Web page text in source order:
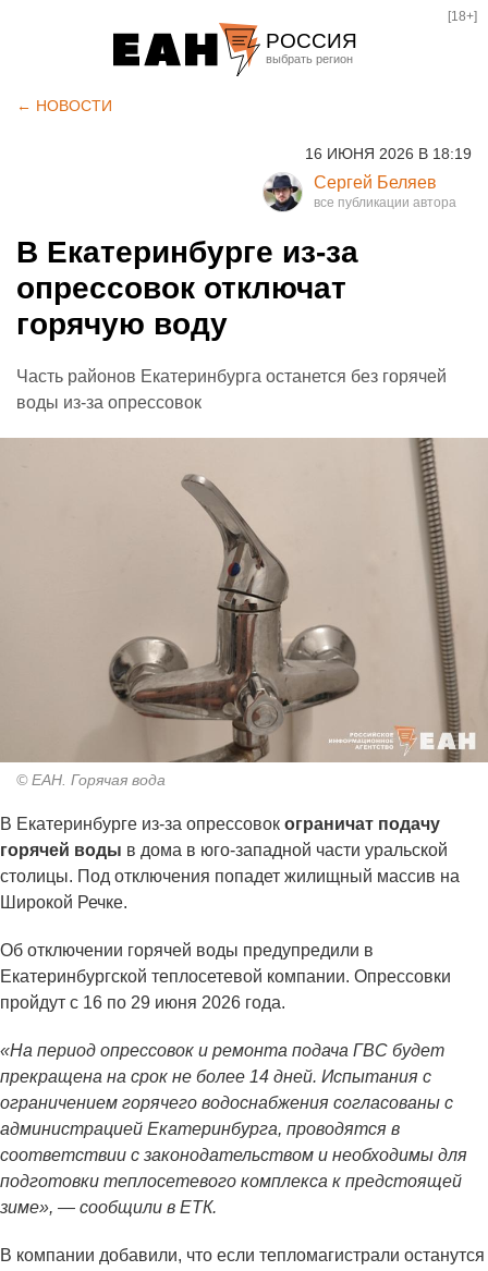
РОССИЯ
Курган
Оренбург
[18+]
← НОВОСТИ
16 ИЮНЯ 2026 В 18:19
Сергей Беляев
В Екатеринбурге из-за
опрессовок отключат
горячую воду
Часть районов Екатеринбурга останется без горячей
воды из-за опрессовок
© ЕАН. Горячая вода
В Екатеринбурге из-за опрессовок ограничат подачу
горячей воды в дома в юго-западной части уральской
столицы. Под отключения попадет жилищный массив на
Широкой Речке.
Об отключении горячей воды предупредили в
Екатеринбургской теплосетевой компании. Опрессовки
пройдут с 16 по 29 июня 2026 года.
«На период опрессовок и ремонта подача ГВС будет
прекращена на срок не более 14 дней. Испытания с
ограничением горячего водоснабжения согласованы с
администрацией Екатеринбурга, проводятся в
соответствии с законодательством и необходимы для
подготовки теплосетевого комплекса к предстоящей
зиме», — сообщили в ЕТК.
В компании добавили, что если тепломагистрали останутся